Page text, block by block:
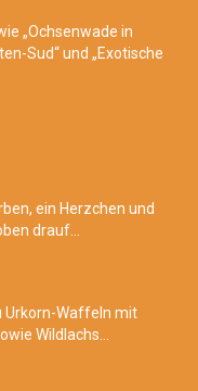
„Ochsenwade in
Sud“ und „Exotische
ein Herzchen und
drauf...
Urkorn-Waffeln mit
Wildlachs...